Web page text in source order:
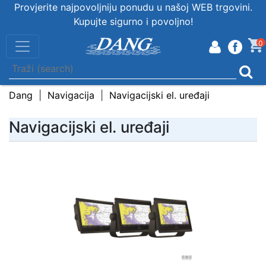
Provjerite najpovoljniju ponudu u našoj WEB trgovini.
Kupujte sigurno i povoljno!
0
Dang Navigacija Navigacijski el. uređaji
Navigacijski el. uređaji